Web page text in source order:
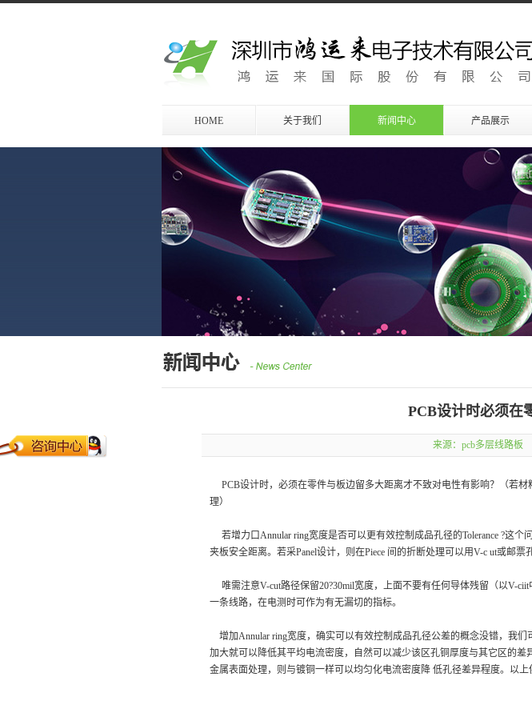
HOME 关于我们 新闻中心 产品展示
PCB设计时必须在
来源： pcb多层线路板
PCB设计时，必须在零件与板边留多大距离才不致对电性有影响？（若材
理）
若增力口Annular ring宽度是否可以更有效控制成品孔径的Tolerance ?这
夹板安全距离。若采Panel设计，则在Piece 间的折断处理可以用V-c ut或邮票
唯需注意V-cut路径保留20?30mil宽度，上面不要有任何导体残留（以V-
一条线路，在电测时可作为有无漏切的指标。
增加Annular ring宽度，确实可以有效控制成品孔径公差的概念没错，我
加大就可以降低其平均电流密度，自然可以减少该区孔铜厚度与其它区的
金属表面处理，则与镀铜一样可以均匀化电流密度降 低孔径差异程度。以上